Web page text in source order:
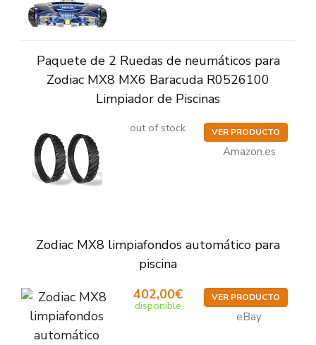
Paquete de 2 Ruedas de neumáticos para
Zodiac MX8 MX6 Baracuda R0526100
Limpiador de Piscinas
out of stock VER PRODUCTO
Amazon.es
Zodiac MX8 limpiafondos automático para
piscina
402,00€
disponible
VER PRODUCTO
eBay